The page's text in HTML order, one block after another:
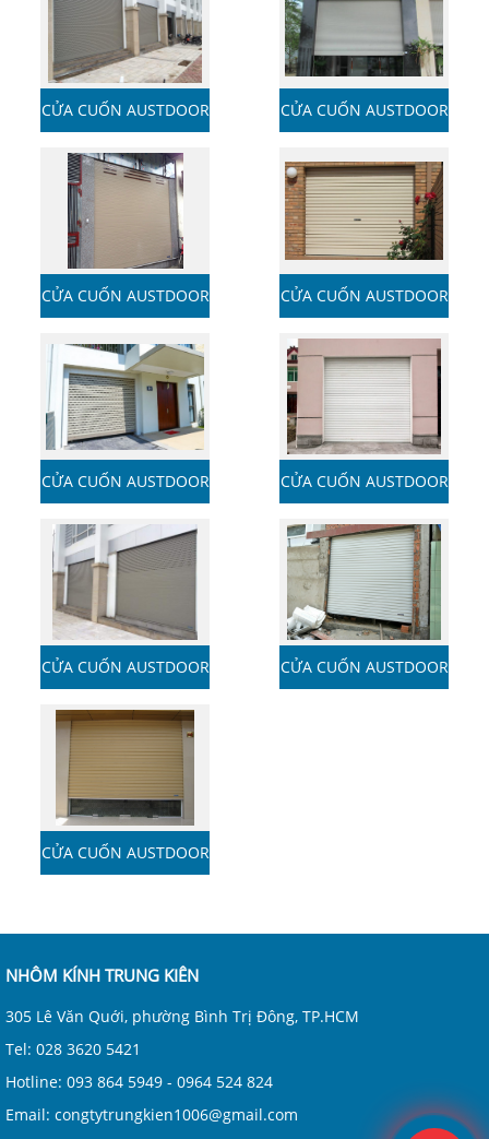
CỬA CUỐN AUSTDOOR CỬA CUỐN AUSTDOOR
CỬA CUỐN AUSTDOOR CỬA CUỐN AUSTDOOR
CỬA CUỐN AUSTDOOR CỬA CUỐN AUSTDOOR
CỬA CUỐN AUSTDOOR CỬA CUỐN AUSTDOOR
CỬA CUỐN AUSTDOOR
NHÔM KÍNH TRUNG KIÊN
305 Lê Văn Quới, phường Bình Trị Đông, TP.HCM
Tel: 028 3620 5421
Hotline: 093 864 5949 - 0964 524 824
Email: congtytrungkien1006@gmail.com